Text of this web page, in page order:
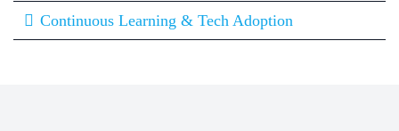
Continuous Learning & Tech Adoption